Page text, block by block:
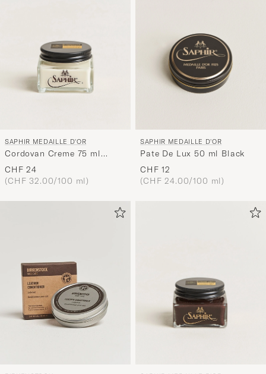
SAPHIR MEDAILLE D'OR
Cordovan Creme 75 ml
Neutral
CHF 24
(CHF 32.00/100 ml)
SAPHIR MEDAILLE D'OR
Pate De Lux 50 ml Black
CHF 12
(CHF 24.00/100 ml)